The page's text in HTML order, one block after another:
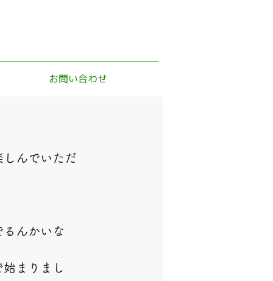
お問い合わせ
んでいただ
んかいな
まりまし